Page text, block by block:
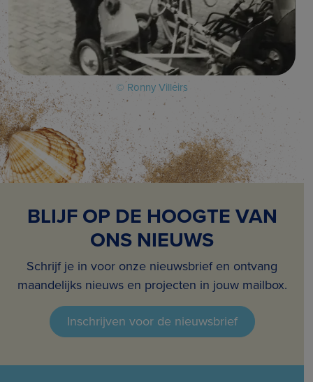
© Ronny Villeirs
BLIJF OP DE HOOGTE VAN
ONS NIEUWS
Schrijf je in voor onze nieuwsbrief en ontvang
maandelijks nieuws en projecten in jouw mailbox.
Inschrijven voor de nieuwsbrief